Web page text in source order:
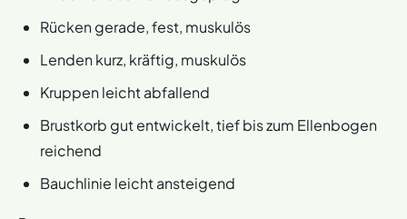
Rücken gerade, fest, muskulös
Lenden kurz, kräftig, muskulös
Kruppen leicht abfallend
Brustkorb gut entwickelt, tief bis zum Ellenbogen
reichend
Bauchlinie leicht ansteigend